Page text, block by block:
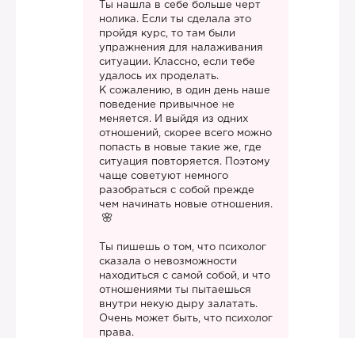
Ты нашла в себе больше черт
нолика. Если ты сделала это
пройдя курс, то там были
упражнения для налаживания
ситуации. Классно, если тебе
удалось их проделать.
К сожалению, в один день наше
поведение привычное не
меняется. И выйдя из одних
отношений, скорее всего можно
попасть в новые такие же, где
ситуация повторяется. Поэтому
чаще советуют немного
разобраться с собой прежде
чем начинать новые отношения.
Ты пишешь о том, что психолог
сказала о невозможности
находиться с самой собой, и что
отношениями ты пытаешься
внутри некую дыру залатать.
Очень может быть, что психолог
права.